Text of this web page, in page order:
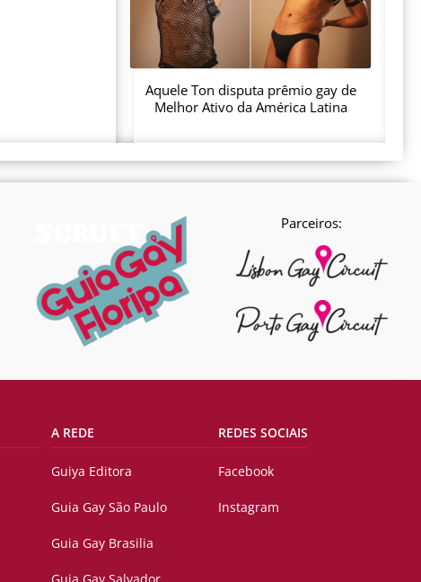
Aquele Ton disputa prêmio gay de
Melhor Ativo da América Latina
Parceiros:
A REDE
Guiya Editora
Guia Gay São Paulo
Guia Gay Brasilia
REDES SOCIAIS
Facebook
Instagram